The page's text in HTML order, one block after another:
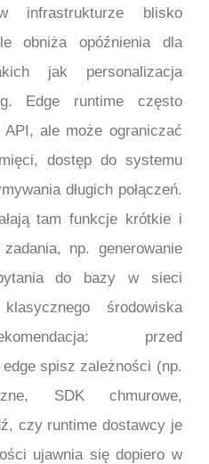
infrastrukturze blisko
obniża opóźnienia dla
jak personalizacja
Edge runtime często
ale może ograniczać
dostęp do systemu
długich połączeń.
tam funkcje krótkie i
np. generowanie
do bazy w sieci
środowiska
przed
spisz zależności (np.
SDK chmurowe,
czy runtime dostawcy je
ujawnia się dopiero w